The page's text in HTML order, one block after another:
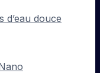
d’eau douce